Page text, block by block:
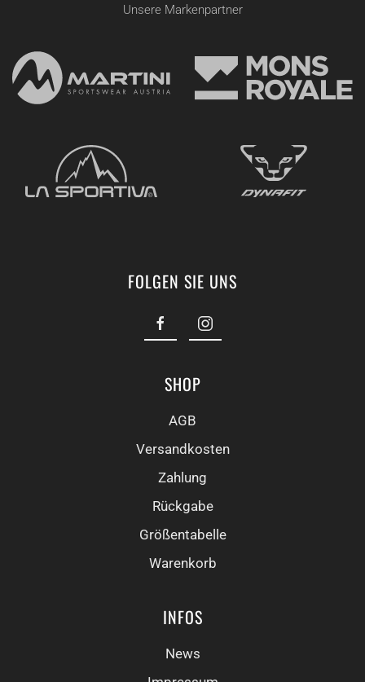
Unsere Markenpartner
FOLGEN SIE UNS
SHOP
AGB
Versandkosten
Zahlung
Rückgabe
Größentabelle
Warenkorb
INFOS
News